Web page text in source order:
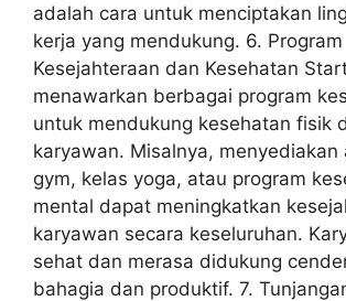
adalah cara untuk menciptakan
kerja yang mendukung. 6. Program
Kesejahteraan dan Kesehatan
menawarkan berbagai program
untuk mendukung kesehatan fisik
karyawan. Misalnya, menyediakan
gym, kelas yoga, atau program
mental dapat meningkatkan
karyawan secara keseluruhan.
sehat dan merasa didukung
bahagia dan produktif. 7.